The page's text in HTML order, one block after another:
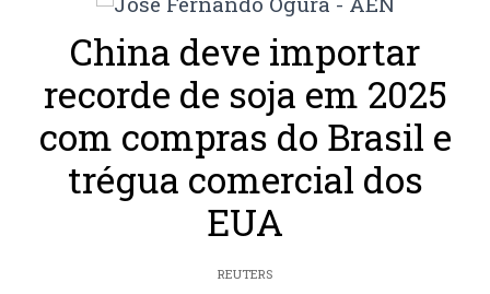
China deve importar
recorde de soja em 2025
com compras do Brasil e
trégua comercial dos
EUA
REUTERS